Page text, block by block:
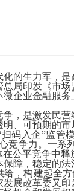
生力军，是
局印发《市
微企业金融服
是激发民营
、可预期的
扫码入企”监
竞争力。一
公平竞争中释
，稳定的法
，构建起全
展改革委又